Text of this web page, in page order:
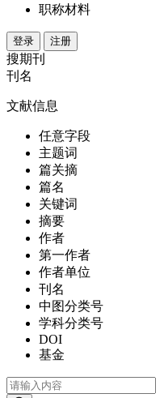
职称材料
登录 注册
搜期刊
刊名
文献信息
任意字段
主题词
篇关摘
篇名
关键词
摘要
作者
第一作者
作者单位
刊名
中图分类号
学科分类号
DOI
基金